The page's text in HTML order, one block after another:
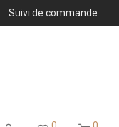
Suivi de commande